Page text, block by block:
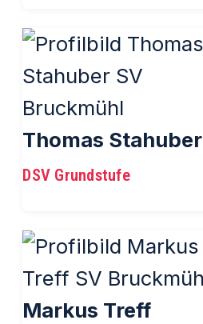
Thomas Stahuber
DSV Grundstufe
Markus Treff